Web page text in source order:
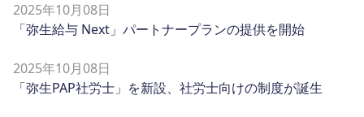
2025年10月08日
「弥生給与 Next」パートナープランの提供を開始
2025年10月08日
「弥生PAP社労士」を新設、社労士向けの制度が誕生